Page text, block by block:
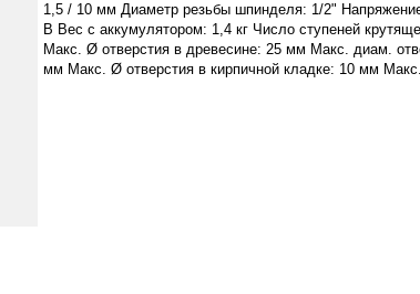
1,5 / 10 мм Диаметр резьбы шпинделя: 1/2"
В Вес с аккумулятором: 1,4 кг Число ступеней
Макс. Ø отверстия в древесине: 25 мм Макс. диам.
мм Макс. Ø отверстия в кирпичной кладке: 10 мм